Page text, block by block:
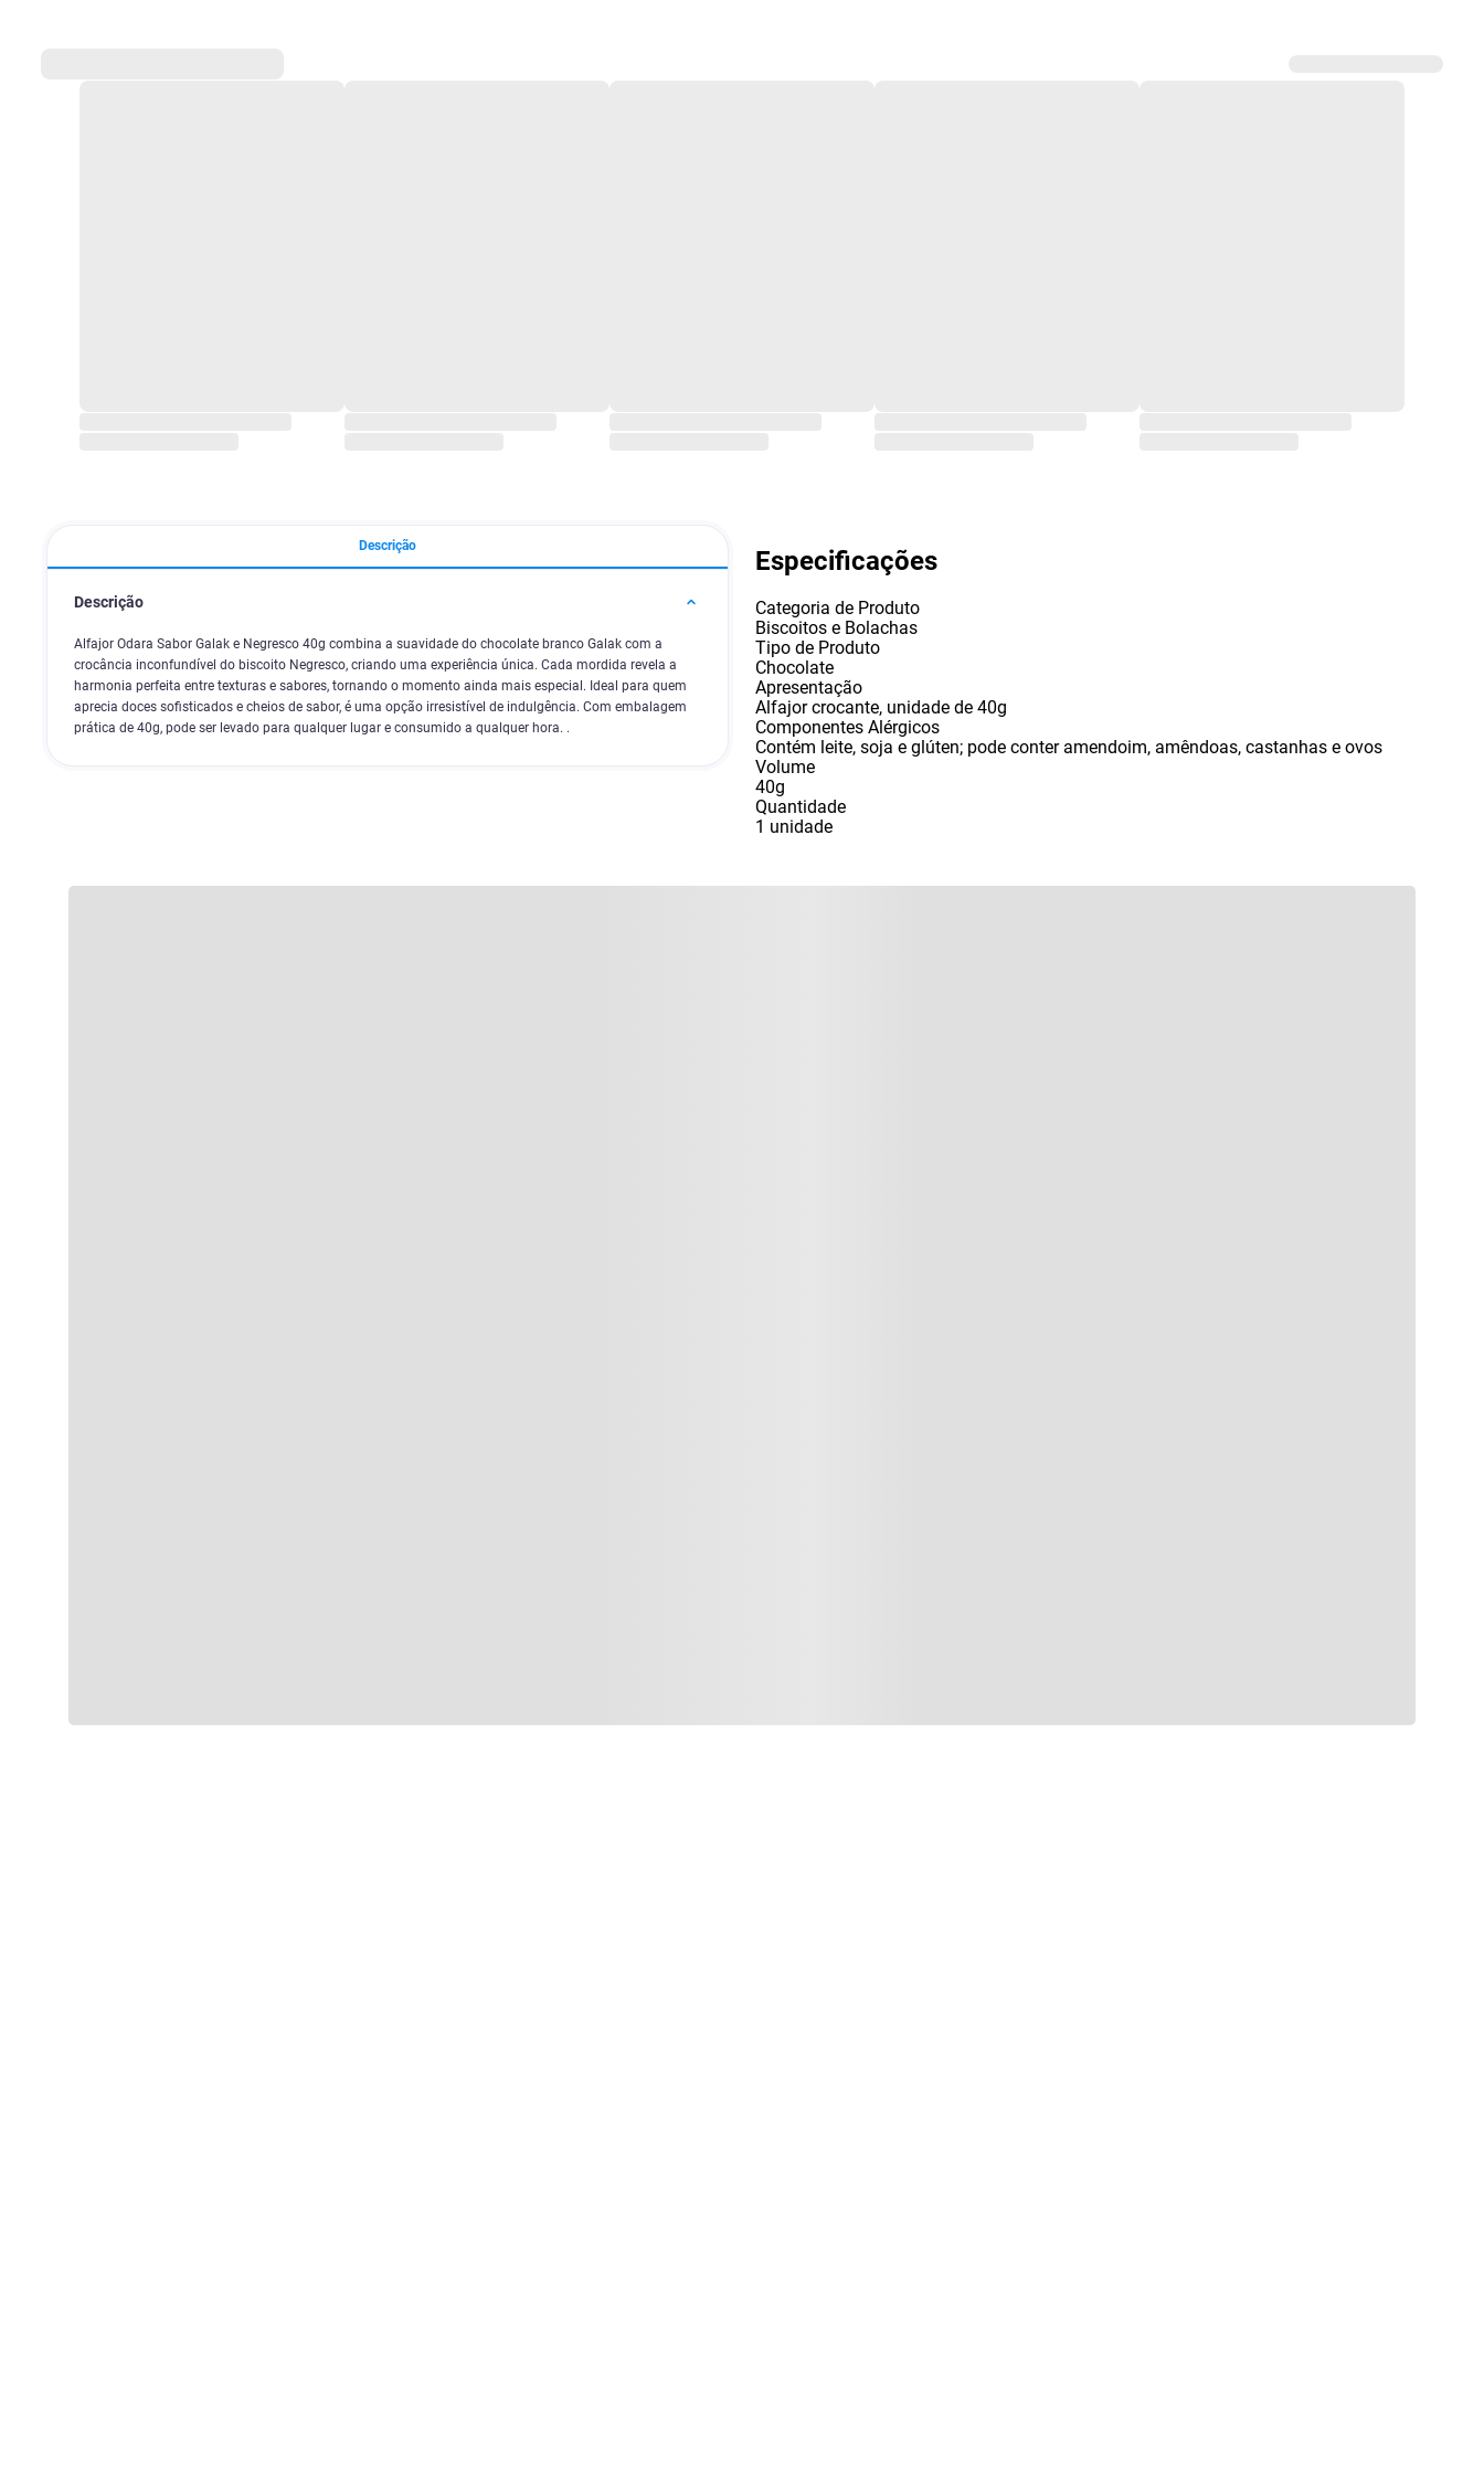
Descrição
Descrição
Alfajor Odara Sabor Galak e Negresco 40g combina a suavidade do chocolate branco Galak com a
crocância inconfundível do biscoito Negresco, criando uma experiência única. Cada mordida revela a
harmonia perfeita entre texturas e sabores, tornando o momento ainda mais especial. Ideal para quem
aprecia doces sofisticados e cheios de sabor, é uma opção irresistível de indulgência. Com embalagem
prática de 40g, pode ser levado para qualquer lugar e consumido a qualquer hora. .
Especificações
Categoria de Produto
Biscoitos e Bolachas
Tipo de Produto
Chocolate
Apresentação
Alfajor crocante, unidade de 40g
Componentes Alérgicos
Contém leite, soja e glúten; pode conter amendoim, amêndoas, castanhas e ovos
Volume
40g
Quantidade
1 unidade